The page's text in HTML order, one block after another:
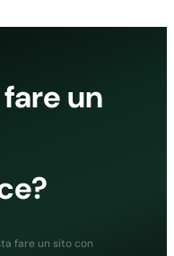
un
fare un sito con